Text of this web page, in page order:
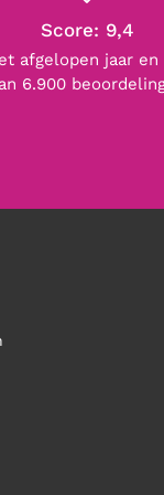
Score: 9,4
afgelopen jaar en
6.900